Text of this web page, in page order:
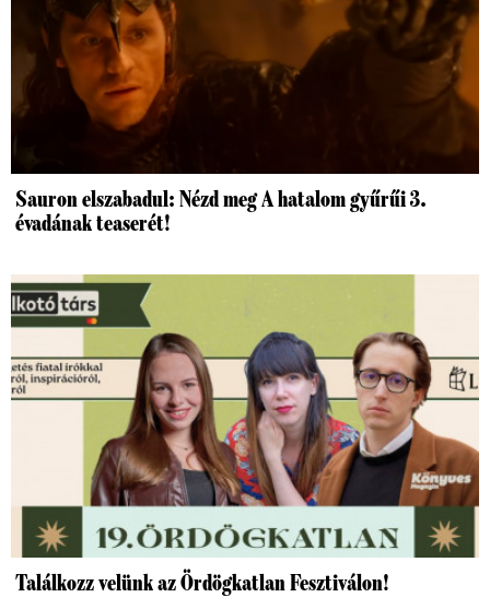
Sauron elszabadul: Nézd meg A hatalom gyűrűi 3.
évadának teaserét!
Találkozz velünk az Ördögkatlan Fesztiválon!